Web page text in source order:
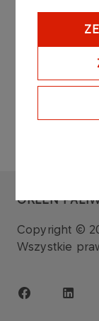
ORLEN
Copyright ©
Wszystkie